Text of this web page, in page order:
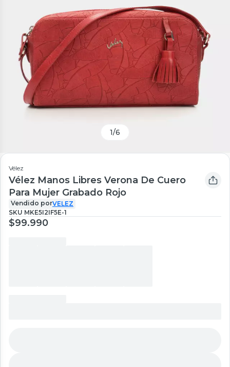
1/6
Vélez
Vélez Manos Libres Verona De Cuero
Para Mujer Grabado Rojo
Vendido porVELEZ
SKU MKE5I2IF5E-1
$99.990